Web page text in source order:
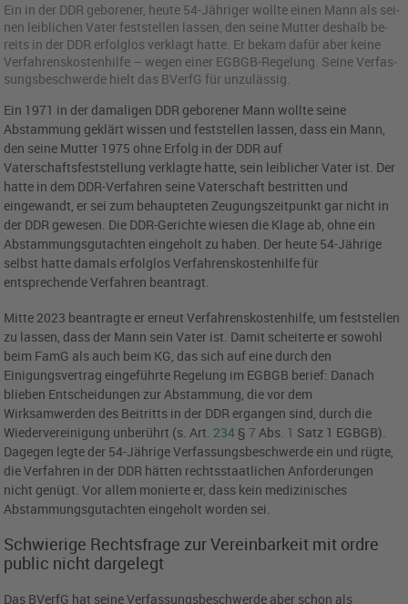
Ein in der DDR ge­bo­re­ner, heute 54-Jäh­ri­ger woll­te einen Mann als sei­
nen leib­li­chen Vater fest­stel­len las­sen, den seine Mut­ter des­halb be­
reits in der DDR er­folg­los ver­klagt hatte. Er bekam dafür aber keine
Ver­fah­rens­kos­ten­hil­fe – wegen einer EGBGB-Re­ge­lung. Seine Ver­fas­
sungs­be­schwer­de hielt das BVerfG für un­zu­läs­sig.
Ein 1971 in der damaligen DDR geborener Mann wollte seine
Abstammung geklärt wissen und feststellen lassen, dass ein Mann,
den seine Mutter 1975 ohne Erfolg in der DDR auf
Vaterschaftsfeststellung verklagte hatte, sein leiblicher Vater ist. Der
hatte in dem DDR-Verfahren seine Vaterschaft bestritten und
eingewandt, er sei zum behaupteten Zeugungszeitpunkt gar nicht in
der DDR gewesen. Die DDR-Gerichte wiesen die Klage ab, ohne ein
Abstammungsgutachten eingeholt zu haben. Der heute 54-Jährige
selbst hatte damals erfolglos Verfahrenskostenhilfe für
entsprechende Verfahren beantragt.
Mitte 2023 beantragte er erneut Verfahrenskostenhilfe, um feststellen
zu lassen, dass der Mann sein Vater ist. Damit scheiterte er sowohl
beim FamG als auch beim KG, das sich auf eine durch den
Einigungsvertrag eingeführte Regelung im EGBGB berief: Danach
blieben Entscheidungen zur Abstammung, die vor dem
Wirksamwerden des Beitritts in der DDR ergangen sind, durch die
Wiedervereinigung unberührt (s. Art. 234 §7 Abs. 1 Satz 1 EGBGB).
Dagegen legte der 54-Jährige Verfassungsbeschwerde ein und rügte,
die Verfahren in der DDR hätten rechtsstaatlichen Anforderungen
nicht genügt. Vor allem monierte er, dass kein medizinisches
Abstammungsgutachten eingeholt worden sei.
Schwierige Rechtsfrage zur Vereinbarkeit mit ordre
public nicht dargelegt
Das BVerfG hat seine Verfassungsbeschwerde aber schon als